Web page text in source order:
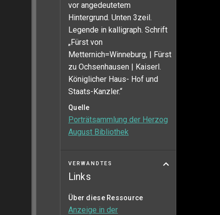
vor angedeutetem
Hintergrund. Unten 3zeil.
Legende in kalligraph. Schrift
„Fürst von
Metternich=Winneburg, | Fürst
zu Ochsenhausen | Kaiserl.
Königlicher Haus- Hof und
Staats-Kanzler.“
Quelle
Porträtsammlung der Herzog
August Bibliothek
VERWANDTES
Links
Über diese Ressource
Anzeige in der